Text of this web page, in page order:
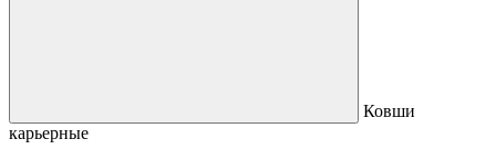
Ковши
карьерные